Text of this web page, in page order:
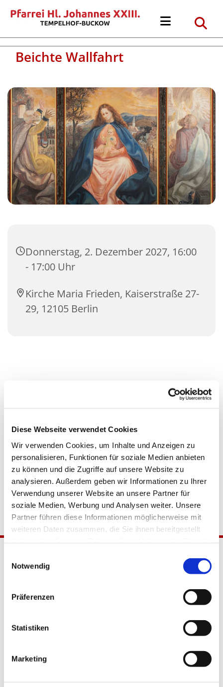
Diese Webseite verwendet Cookies
Wir verwenden Cookies, um Inhalte und Anzeigen zu
personalisieren, Funktionen für soziale Medien anbieten
zu können und die Zugriffe auf unsere Website zu
analysieren. Außerdem geben wir Informationen zu Ihrer
Verwendung unserer Website an unsere Partner für
soziale Medien, Werbung und Analysen weiter. Unsere
Partner führen diese Informationen möglicherweise mit
weiteren Daten zusammen, die Sie ihnen bereitgestellt
Notwendig
Präferenzen
Statistiken
Marketing
Beichte Wallfahrt
Donnerstag, 2. Dezember 2027, 16:00
- 17:00 Uhr
Kirche Maria Frieden, Kaiserstraße 27-
29, 12105 Berlin
Katholische Kirchengemeinde
Tempelhof-Buckow